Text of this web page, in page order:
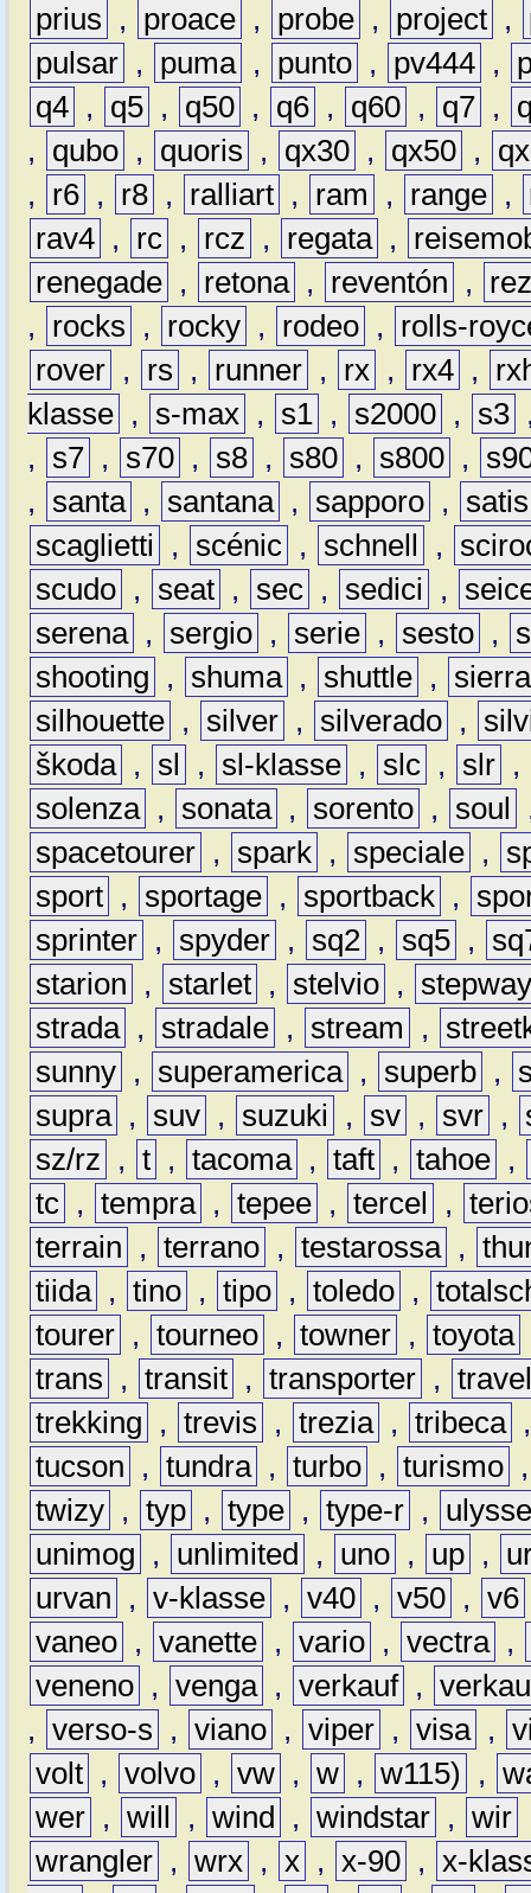
prius
, proace , probe , project ,
pulsar , puma , punto , pv444 ,
q4 , q5 , q50 , q6 , q60 , q7 ,
,
qubo , quoris , qx30 , qx50 ,
,
r6 , r8 , ralliart , ram , range ,
rav4 , rc , rcz , regata ,
renegade , retona , reventón ,
,
rocks , rocky , rodeo ,
rolls-
rover , rs , runner , rx , rx4 ,
klasse , s-max , s1 , s2000 , s3
,
s7 , s70 , s8 , s80 , s800 ,
,
santa , santana , sapporo ,
satis
scaglietti
, scénic , schnell ,
scudo , seat , sec , sedici ,
serena , sergio , serie , sesto ,
shooting
, shuma , shuttle ,
sierra
silhouette , silver , silverado ,
škoda , sl , sl-klasse , slc , slr ,
solenza , sonata , sorento , soul
spacetourer , spark , speciale ,
sport , sportage , sportback ,
sprinter , spyder , sq2 , sq5 ,
starion
, starlet , stelvio ,
strada , stradale , stream ,
sunny , superamerica , superb ,
supra , suv , suzuki , sv , svr ,
sz/rz
, t , tacoma , taft , tahoe ,
tc , tempra , tepee , tercel ,
terrain
, terrano , testarossa ,
tiida , tino , tipo , toledo ,
tourer , tourneo , towner , toyota
trans
, transit , transporter ,
trekking
, trevis , trezia , tribeca
tucson
, tundra , turbo , turismo
twizy , typ , type , type-r ,
unimog
, unlimited , uno , up ,
urvan
, v-klasse , v40 , v50 , v6
vaneo , vanette , vario , vectra ,
veneno , venga , verkauf ,
, verso-s , viano , viper , visa ,
volt , volvo , vw , w , w115) ,
wer , will , wind , windstar , wir
wrangler , wrx , x , x-90 , x-